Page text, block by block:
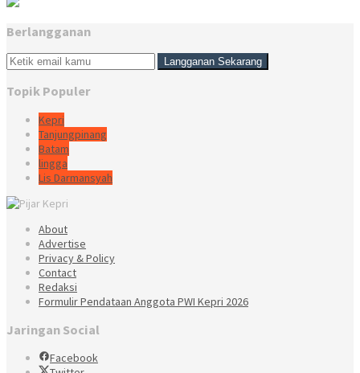
Berlangganan
Topik Populer
Kepri
Tanjungpinang
Batam
lingga
Lis Darmansyah
About
Advertise
Privacy & Policy
Contact
Redaksi
Formulir Pendataan Anggota PWI Kepri 2026
Jaringan Social
Facebook